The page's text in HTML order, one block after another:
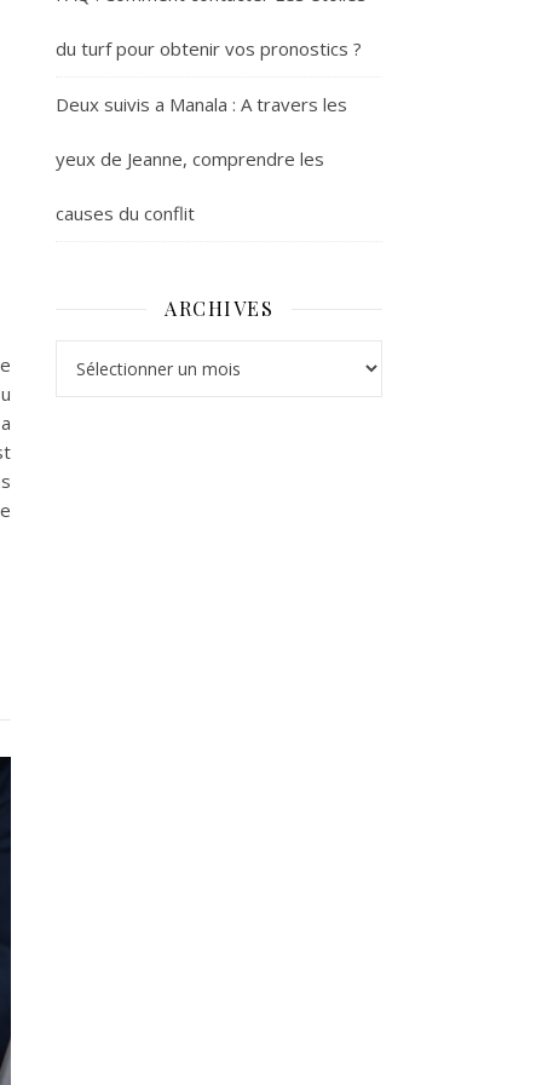
du turf pour obtenir vos pronostics ?
Deux suivis a Manala : A travers les
yeux de Jeanne, comprendre les
causes du conflit
ARCHIVES